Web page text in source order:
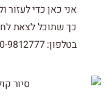
אני כאן כדי לעזור
כך שתוכל לצאת
בטלפון: 050-9812777.